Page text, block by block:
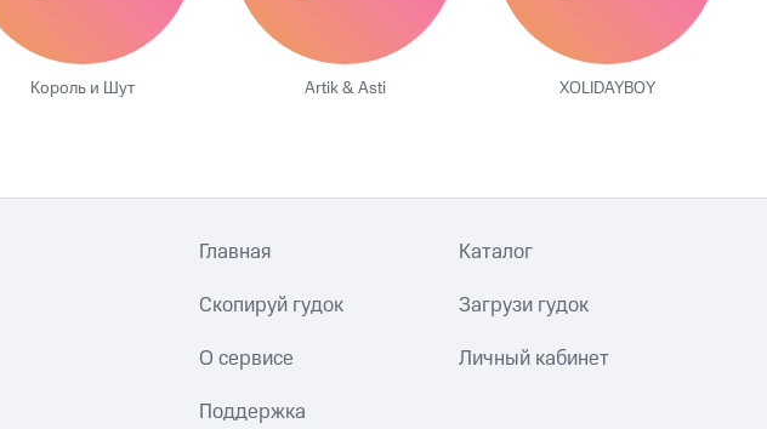
Король и Шут Artik & Asti XOLIDAYBOY
Главная Каталог
Скопируй гудок Загрузи гудок
О сервисе Личный кабинет
Поддержка